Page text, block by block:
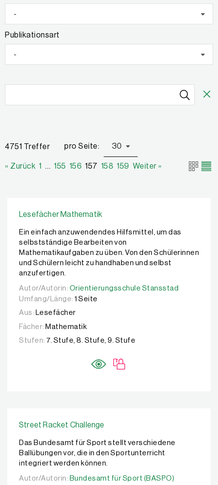
-
Publikationsart
-
4751 Treffer pro Seite: 30
« Zurück 1 … 155 156 157 158 159 Weiter »
Lesefächer Mathematik
Ein einfach anzuwendendes Hilfsmittel, um das
selbstständige Bearbeiten von
Mathematikaufgaben zu üben. Von den Schülerinnen
und Schülern leicht zu handhaben und selbst
anzufertigen.
Autor/Autorin: Orientierungsschule Stansstad
Autor/Autorin: Orientierungsschule Stansstad
Umfang/Länge: 1 Seite
Aus: Lesefächer
Fächer: Mathematik
Stufen: 7. Stufe, 8. Stufe, 9. Stufe
Street Racket Challenge
Das Bundesamt für Sport stellt verschiedene
Ballübungen vor, die in den Sportunterricht
integriert werden können.
Autor/Autorin: Bundesamt für Sport (BASPO)
Autor/Autorin: Bundesamt für Sport (BASPO)